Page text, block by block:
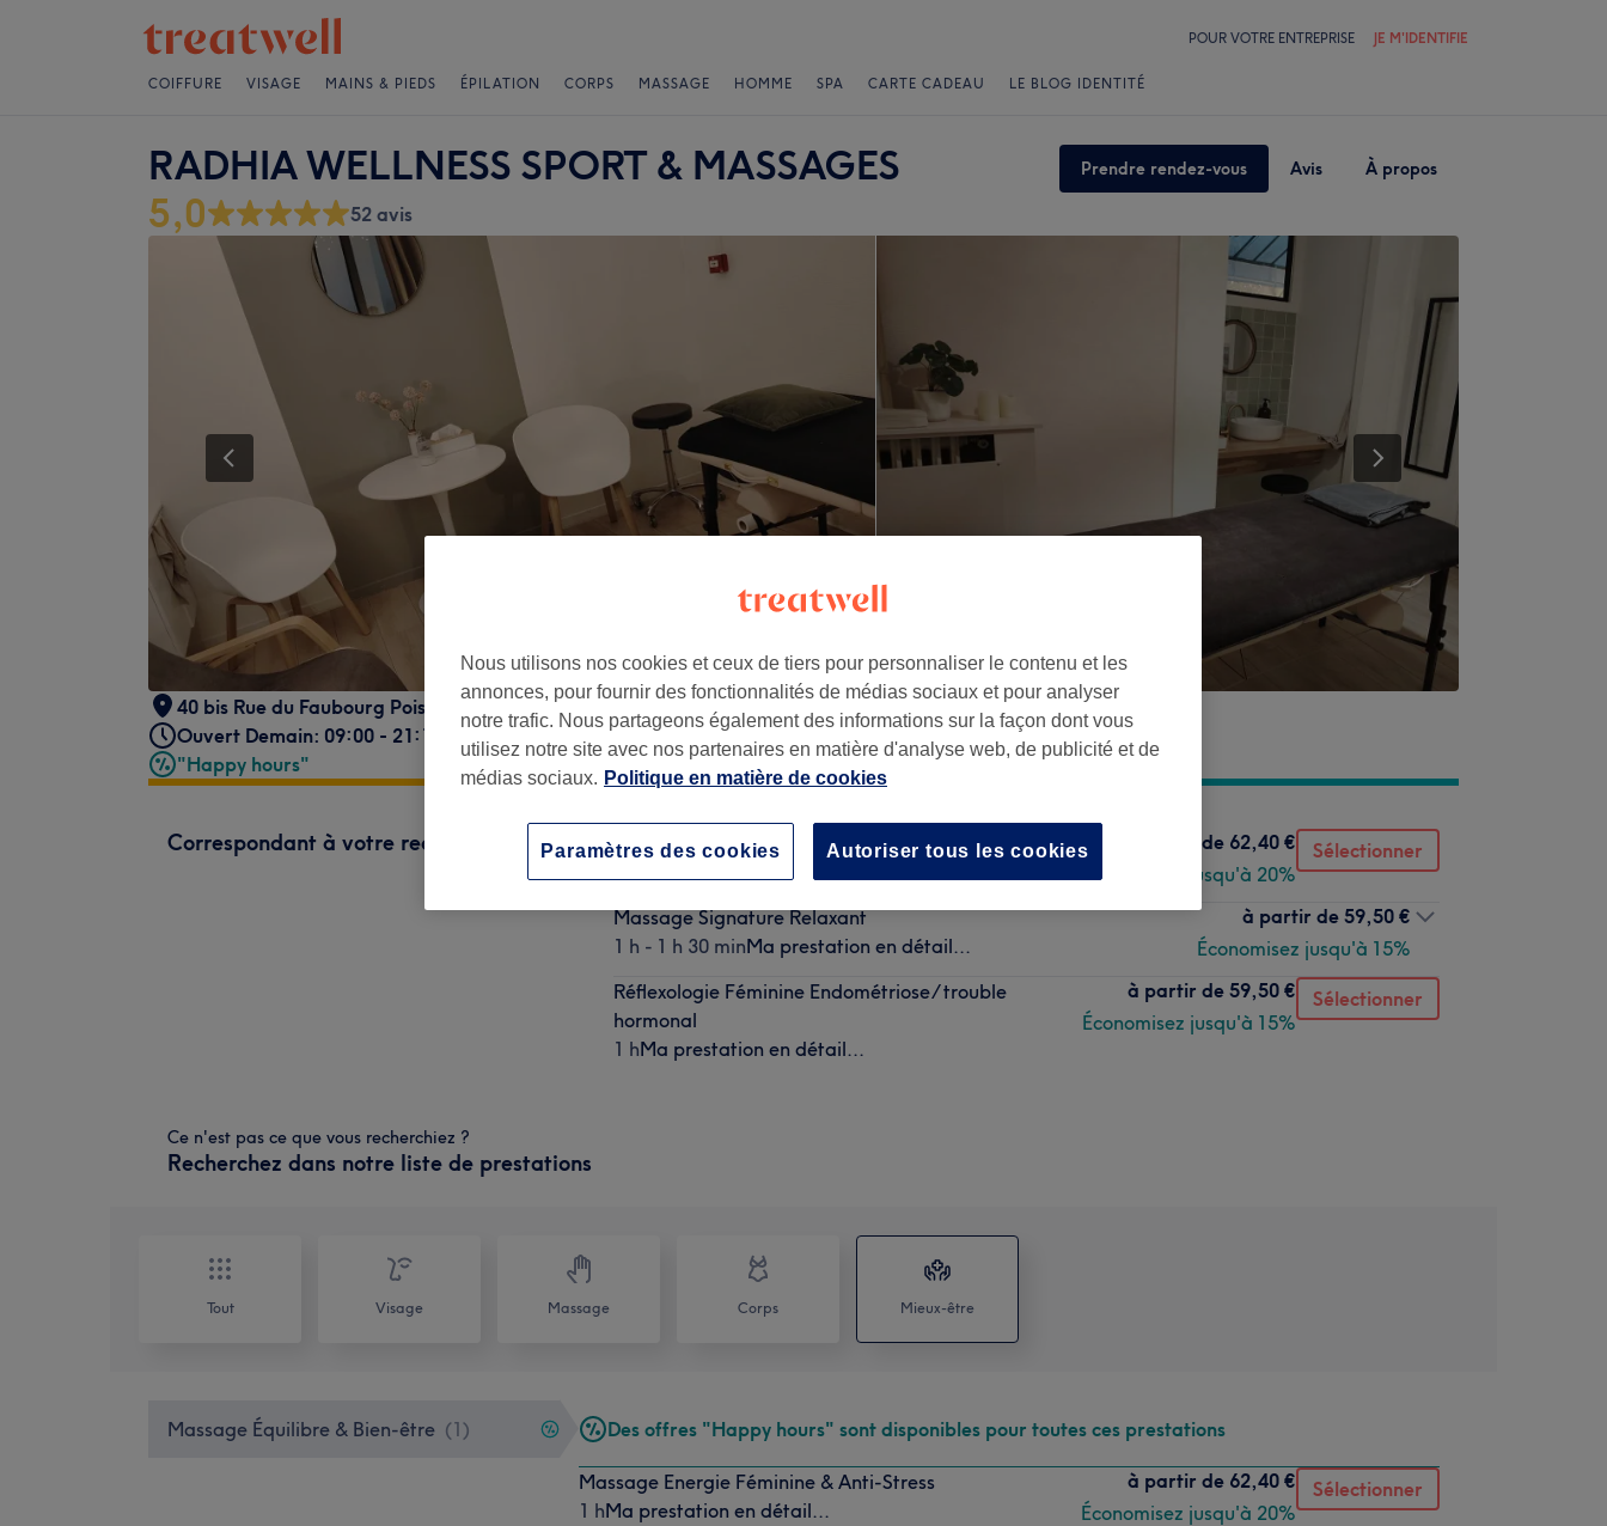
POUR VOTRE ENTREPRISE JE M'IDENTIFIE
COIFFURE VISAGE MAINS & PIEDS ÉPILATION CORPS MASSAGE HOMME SPA CARTE CADEAU LE BLOG IDENTITÉ
RADHIA WELLNESS SPORT & MASSAGES Prendre rendez-vous Avis À propos
5,0 52 avis
40 bis Rue du Faubourg Poissonnière, Paris
Ouvert Demain: 09:00 - 21:15
"Happy hours"
Correspondant à votre recherche
Massage Energie Féminine & Anti-Stress
à partir de 62,40 €
Économisez jusqu'à 20%
Sélectionner
Massage Signature Relaxant
1 h - 1 h 30 minMa prestation en détail...
à partir de 59,50 €
Économisez jusqu'à 15%
Réflexologie Féminine Endométriose/ trouble
hormonal
1 hMa prestation en détail...
à partir de 59,50 €
Économisez jusqu'à 15%
Sélectionner
Ce n'est pas ce que vous recherchiez ?
Recherchez dans notre liste de prestations
Tout Visage Massage Corps Mieux-être
Massage Équilibre & Bien-être (1 ) Des offres "Happy hours" sont disponibles pour toutes ces prestations
Massage Energie Féminine & Anti-Stress
1 hMa prestation en détail...
à partir de 62,40 €
Économisez jusqu'à 20%
Sélectionner
Nous utilisons nos cookies et ceux de tiers pour personnaliser le contenu et les
annonces, pour fournir des fonctionnalités de médias sociaux et pour analyser
notre trafic. Nous partageons également des informations sur la façon dont vous
utilisez notre site avec nos partenaires en matière d'analyse web, de publicité et de
médias sociaux. Politique en matière de cookies
Autoriser tous les cookies
Paramètres des cookies